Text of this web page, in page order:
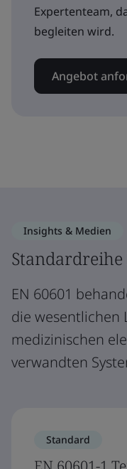
Expertenteam,
begleiten wird.
Angebot
Insights & Medien
Standardreihe
EN 60601
die wesentlichen
medizinischen
verwandten
Standard